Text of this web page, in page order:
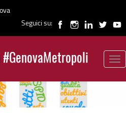
Seguici su:
#GenovaMetropoli